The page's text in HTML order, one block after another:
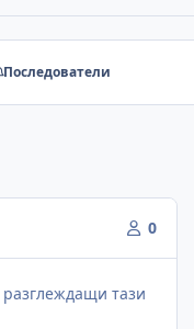
Последователи
0
тази